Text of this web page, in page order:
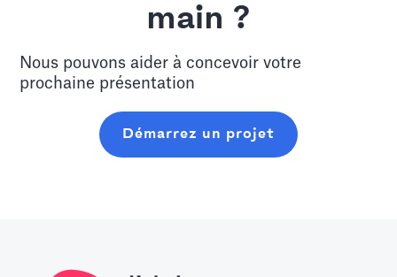
main ?
Nous pouvons aider à concevoir votre
prochaine présentation
Démarrez un projet